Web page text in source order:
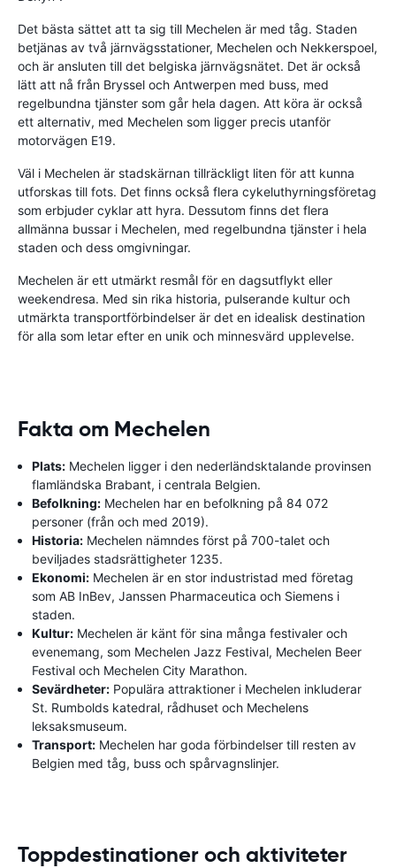
Det bästa sättet att ta sig till Mechelen är med tåg. Staden
betjänas av två järnvägsstationer, Mechelen och Nekkerspoel,
och är ansluten till det belgiska järnvägsnätet. Det är också
lätt att nå från Bryssel och Antwerpen med buss, med
regelbundna tjänster som går hela dagen. Att köra är också
ett alternativ, med Mechelen som ligger precis utanför
motorvägen E19.
Väl i Mechelen är stadskärnan tillräckligt liten för att kunna
utforskas till fots. Det finns också flera cykeluthyrningsföretag
som erbjuder cyklar att hyra. Dessutom finns det flera
allmänna bussar i Mechelen, med regelbundna tjänster i hela
staden och dess omgivningar.
Mechelen är ett utmärkt resmål för en dagsutflykt eller
weekendresa. Med sin rika historia, pulserande kultur och
utmärkta transportförbindelser är det en idealisk destination
för alla som letar efter en unik och minnesvärd upplevelse.
Fakta om Mechelen
Plats: Mechelen ligger i den nederländsktalande provinsen
flamländska Brabant, i centrala Belgien.
Befolkning: Mechelen har en befolkning på 84 072
personer (från och med 2019).
Historia: Mechelen nämndes först på 700-talet och
beviljades stadsrättigheter 1235.
Ekonomi: Mechelen är en stor industristad med företag
som AB InBev, Janssen Pharmaceutica och Siemens i
staden.
Kultur: Mechelen är känt för sina många festivaler och
evenemang, som Mechelen Jazz Festival, Mechelen Beer
Festival och Mechelen City Marathon.
Sevärdheter: Populära attraktioner i Mechelen inkluderar
St. Rumbolds katedral, rådhuset och Mechelens
leksaksmuseum.
Transport: Mechelen har goda förbindelser till resten av
Belgien med tåg, buss och spårvagnslinjer.
Toppdestinationer och aktiviteter